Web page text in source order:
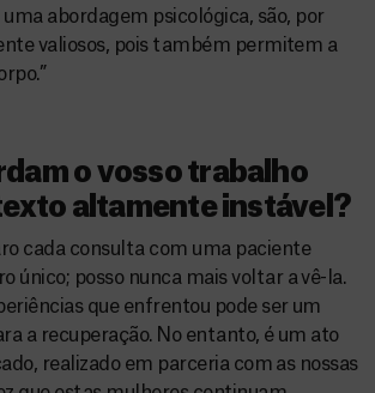
abordagem psicológica, são, por
valiosos, pois também permitem a
o vosso trabalho
altamente instável?
cada consulta com uma paciente
único; posso nunca mais voltar a vê-la.
que enfrentou pode ser um
a recuperação. No entanto, é um ato
realizado em parceria com as nossas